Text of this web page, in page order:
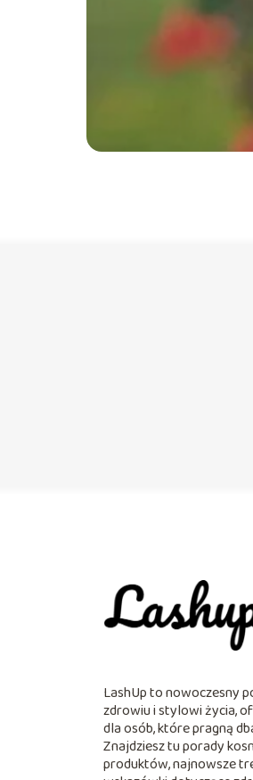
LashUp to nowoczesny
zdrowiu i stylowi życia,
dla osób, które pragną
Znajdziesz tu porady
produktów, najnowsze